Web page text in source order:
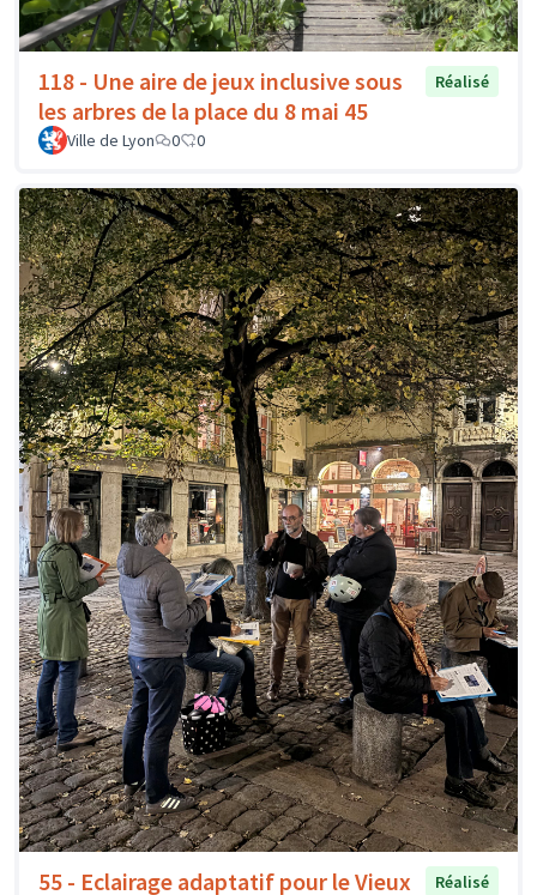
118 - Une aire de jeux inclusive sous
les arbres de la place du 8 mai 45
Réalisé
Ville de Lyon 0 0
55 - Eclairage adaptatif pour le Vieux
Réalisé